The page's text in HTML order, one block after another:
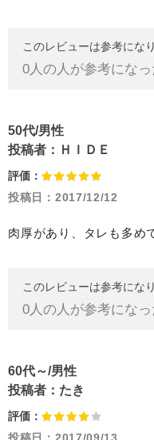
このレビューは参考にな
0人の人が参考にな
50代/男性
投稿者： ＨＩＤＥ
評価：
投稿日： 2017/12/12
肉厚があり、タレも多め
このレビューは参考にな
0人の人が参考にな
60代～/男性
投稿者： たき
評価：